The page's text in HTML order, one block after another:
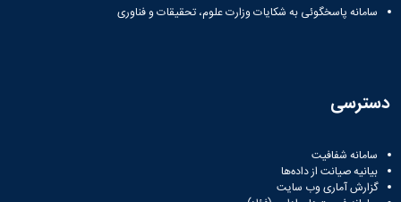
سامانه پاسخگوئی به شکایات وزارت علوم، تحقیقات و فناوری
دسترسی
سامانه شفافیت
بیانیه صیانت از داده‌ها
گزارش آماری وب‌ سایت